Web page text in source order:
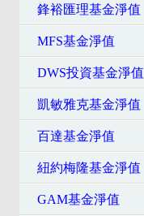
鋒裕匯理基金淨值
MFS基金淨值
DWS投資基金淨值
凱敏雅克基金淨值
百達基金淨值
紐約梅隆基金淨值
GAM基金淨值